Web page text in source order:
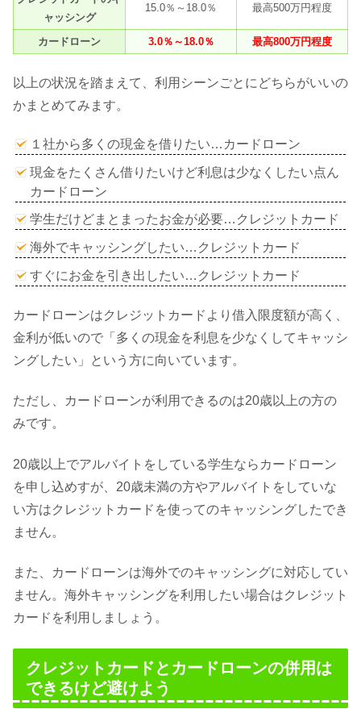
ャッシング
15.0％～18.0％ 最高500万円程度
カードローン 3.0％～18.0％ 最高800万円程度
以上の状況を踏まえて、利用シーンごとにどちらがいいの
かまとめてみます。
１社から多くの現金を借りたい…カードローン
現金をたくさん借りたいけど利息は少なくしたい点ん
カードローン
学生だけどまとまったお金が必要…クレジットカード
海外でキャッシングしたい…クレジットカード
すぐにお金を引き出したい…クレジットカード
カードローンはクレジットカードより借入限度額が高く、
金利が低いので「多くの現金を利息を少なくしてキャッシ
ングしたい」という方に向いています。
ただし、カードローンが利用できるのは20歳以上の方の
みです。
20歳以上でアルバイトをしている学生ならカードローン
を申し込めすが、20歳未満の方やアルバイトをしていな
い方はクレジットカードを使ってのキャッシングしたでき
ません。
また、カードローンは海外でのキャッシングに対応してい
ません。海外キャッシングを利用したい場合はクレジット
カードを利用しましょう。
クレジットカードとカードローンの併用は
できるけど避けよう